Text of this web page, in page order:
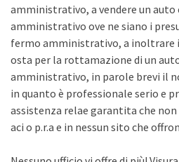
amministrativo, a vendere un auto
amministrativo ove ne siano i
fermo amministrativo, a inoltrare
osta per la rottamazione di un
amministrativo, in parole brevi il
in quanto è professionale serio e
assistenza relae garantita che
aci o p.r.a e in nessun sito che